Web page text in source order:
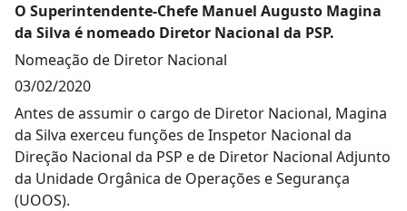
O Superintendente-Chefe Manuel Augusto Magina
da Silva é nomeado Diretor Nacional da PSP.
Nomeação de Diretor Nacional
03/02/2020
Antes de assumir o cargo de Diretor Nacional, Magina
da Silva exerceu funções de Inspetor Nacional da
Direção Nacional da PSP e de Diretor Nacional Adjunto
da Unidade Orgânica de Operações e Segurança
(UOOS).